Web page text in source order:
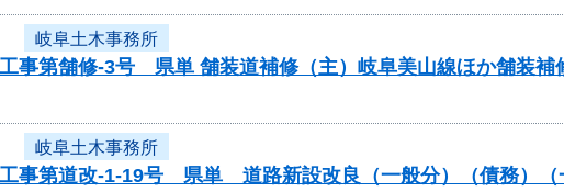
岐阜土木事務所
工事第舗修-3号 県単 舗装道補修（主）岐阜美山線ほか舗装
岐阜土木事務所
工事第道改-1-19号 県単 道路新設改良（一般分）（債務）